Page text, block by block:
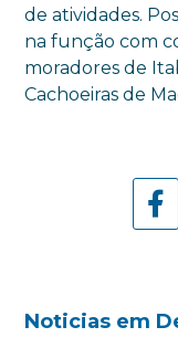
de atividades.
na função com
moradores de
Cachoeiras de
Noticias em